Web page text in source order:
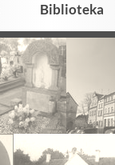
Biblioteka